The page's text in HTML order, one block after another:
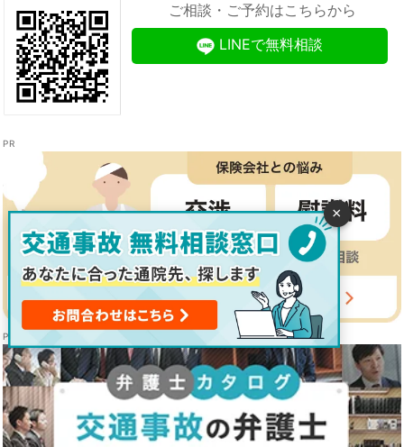
ご相談・ご予約はこちらから
LINEで無料相談
×